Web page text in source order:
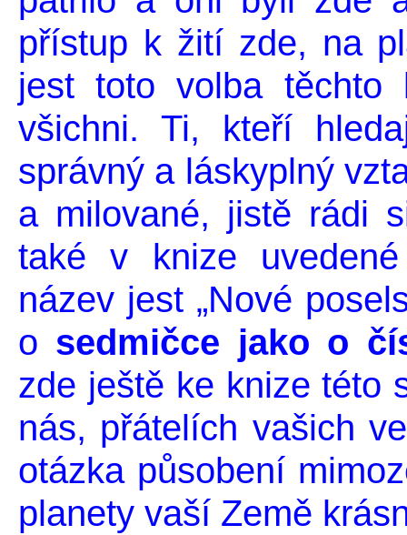
přístup k žití zde, na
jest toto volba těchto
všichni. Ti, kteří
správný a láskyplný
a milované, jistě rádi
také v knize
název jest „Nové
o sedmičce jako o
zde ještě ke knize této
nás, přátelích vašich
otázka působení
planety vaší Země